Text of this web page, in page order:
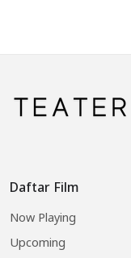
Daftar Film
Now Playing
Upcoming